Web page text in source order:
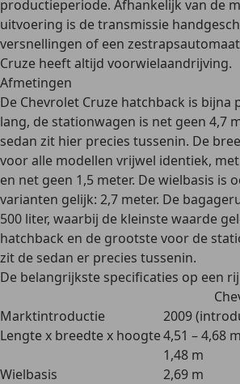
productieperiode. Afhankelijk van de
uitvoering is de transmissie
versnellingen of een zestrapsautomaat
Cruze heeft altijd voorwielaandrijving.
Afmetingen
De Chevrolet Cruze hatchback is bijna
lang, de stationwagen is net geen 4,7
sedan zit hier precies tussenin. De
voor alle modellen vrijwel identiek,
en net geen 1,5 meter. Dewielbasis is
varianten gelijk: 2,7 meter. De
500 liter, waarbij de kleinste waarde
hatchback en de grootste voor de
zit de sedan er precies tussenin.
De belangrijkste specificaties op een rij
Marktintroductie
2009
Lengte x breedte x hoogte4,51 – 4,68
1,48 m
Wielbasis
2,69 m